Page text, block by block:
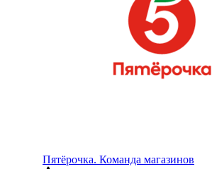
Пятёрочка. Команда магазинов